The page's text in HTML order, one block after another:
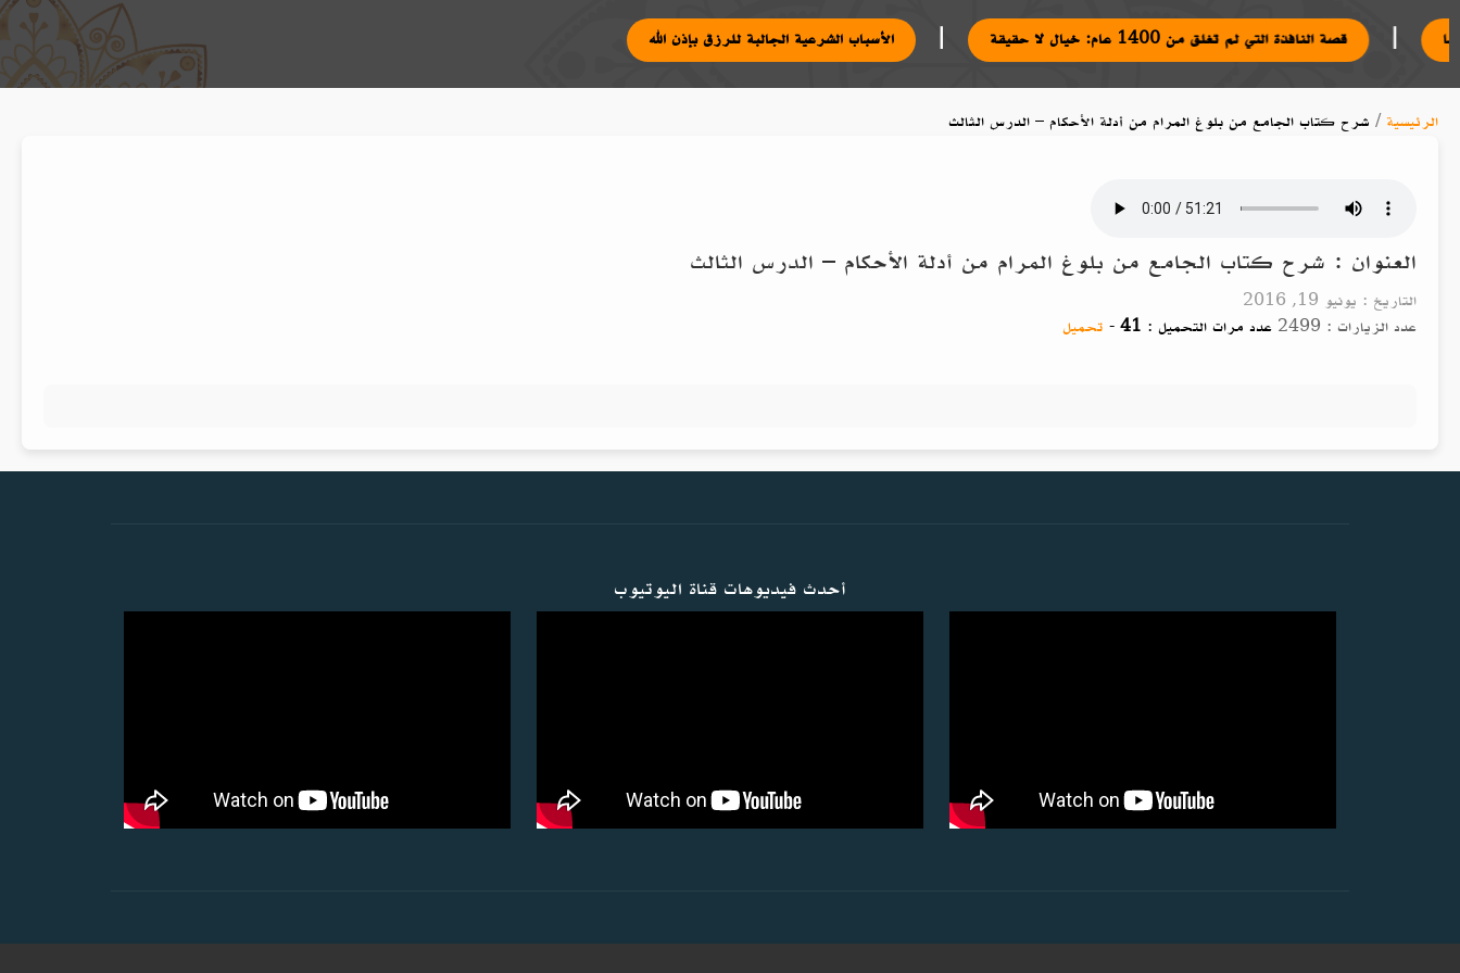
الأسباب الشرعية الجالبة للرزق بإذن الله | قصة النافذة التي لم تغلق من 1400 عام: خيال لا حقيقة |
الرئيسية / شرح كتاب الجامع من بلوغ المرام من أدلة الأحكام – الدرس الثالث
العنوان : شرح كتاب الجامع من بلوغ المرام من أدلة الأحكام – الدرس الثالث
التاريخ : يونيو 19, 2016
عدد الزيارات : 2499
عدد مرات التحميل : 41
- تحميل
أحدث فيديوهات قناة اليوتيوب